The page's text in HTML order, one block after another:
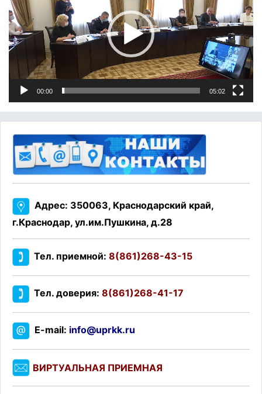
00:00 05:02
Адрес: 350063, Краснодарский край,
г.Краснодар, ул.им.Пушкина, д.28
Тел. приемной: 8(861)268-43-15
Тел. доверия: 8(861)268-41-17
E-mail: info@uprkk.ru
ВИРТУАЛЬНАЯ ПРИЕМНАЯ